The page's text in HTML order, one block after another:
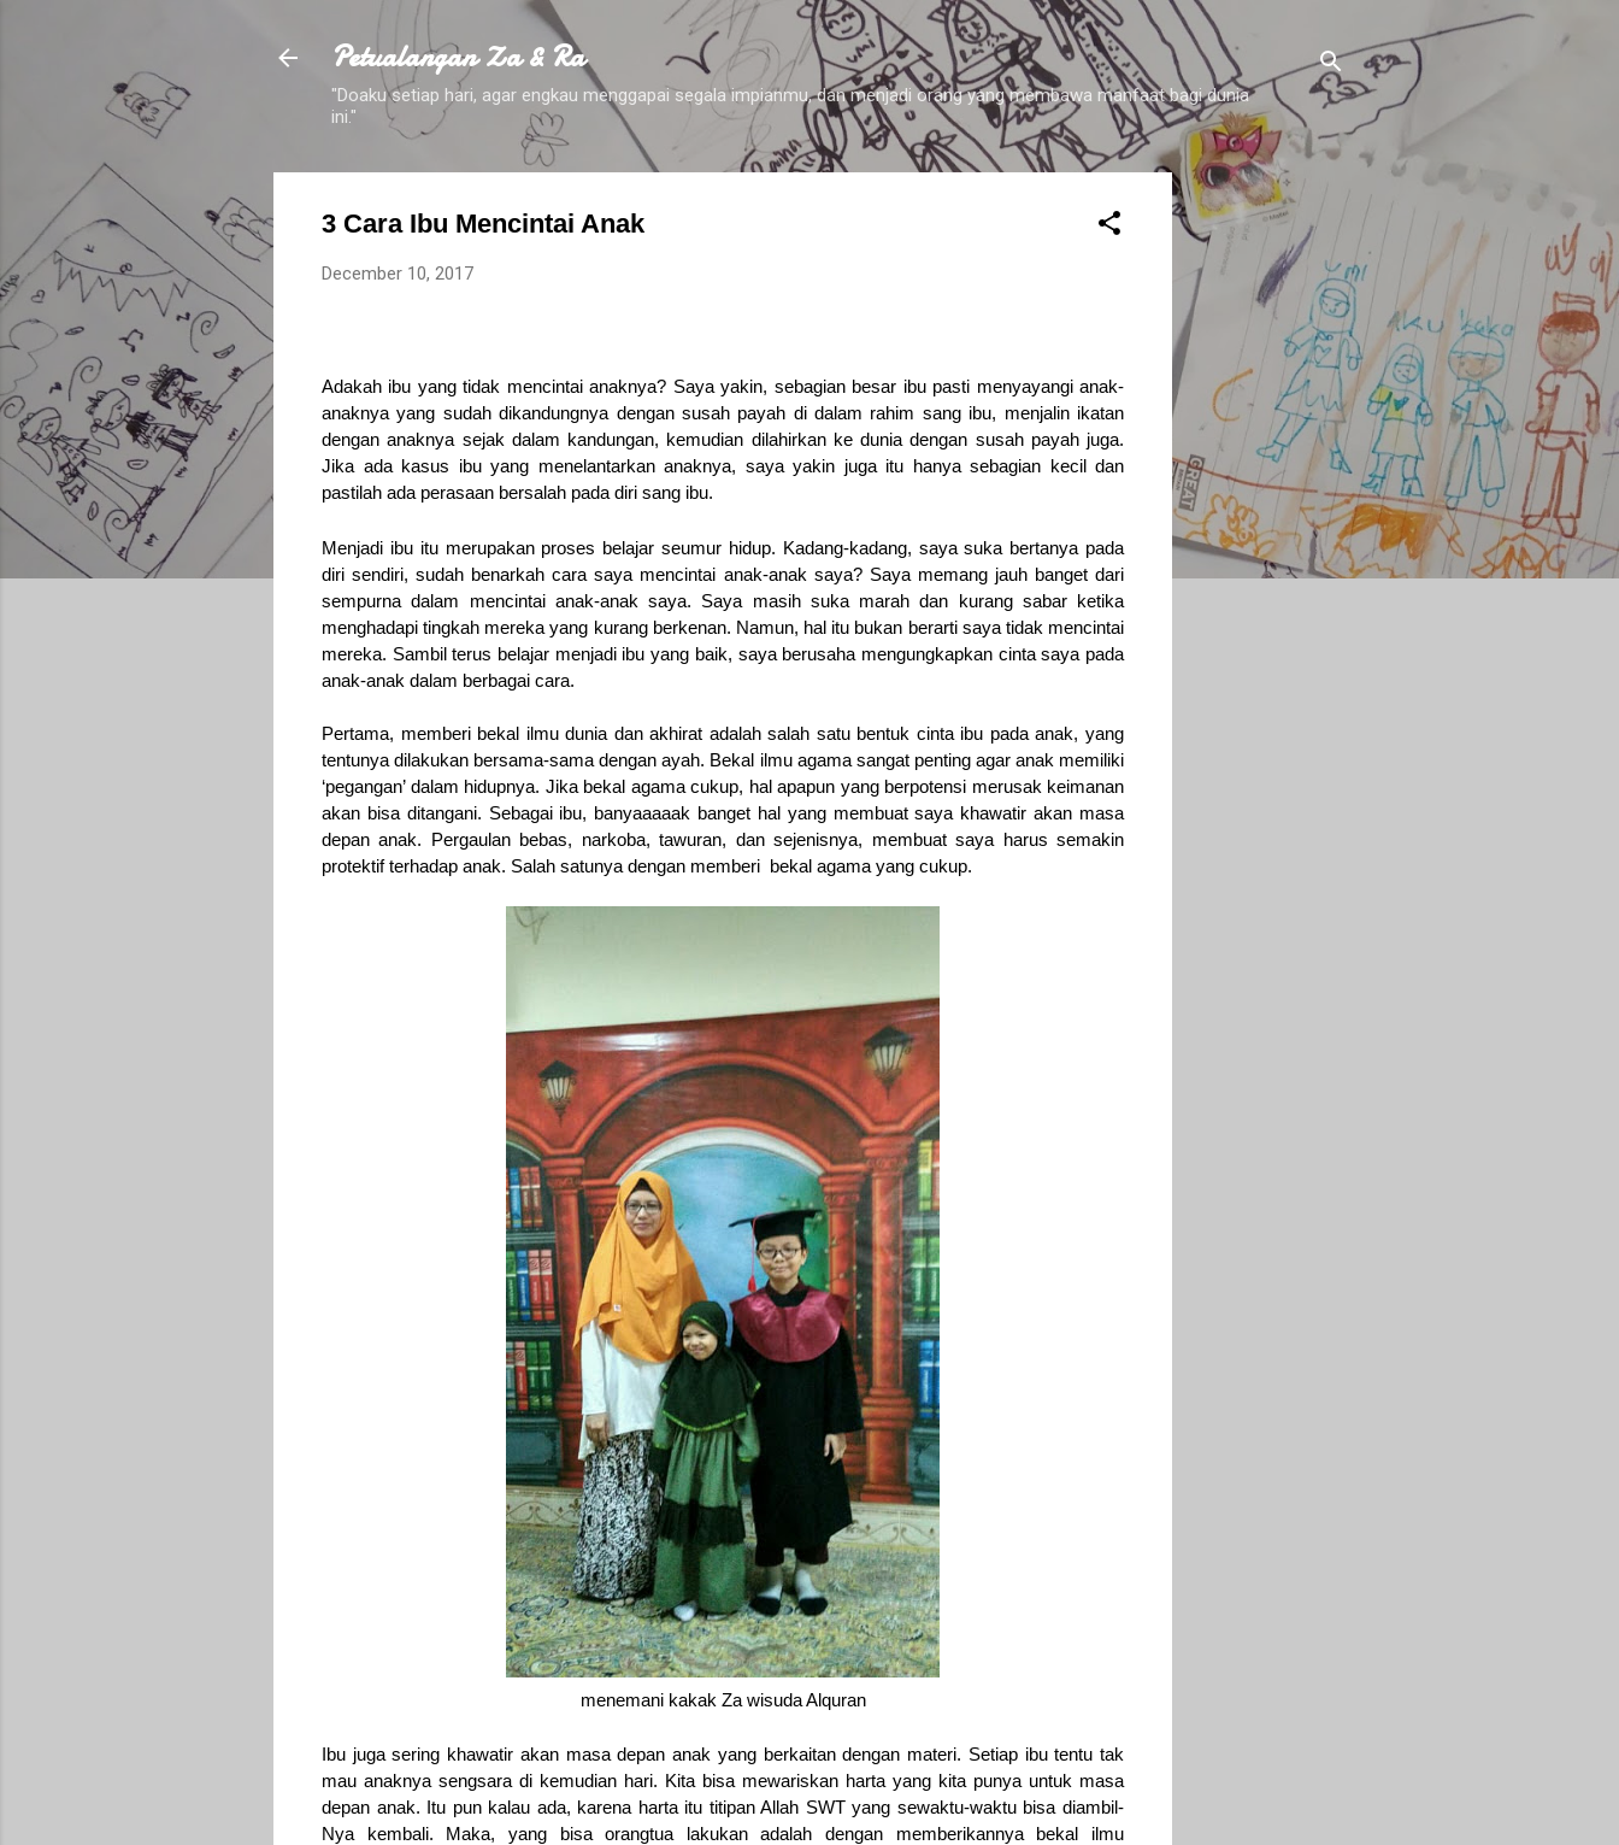
Skip to main content
Petualangan Za & Ra
"Doaku setiap hari, agar engkau menggapai segala impianmu, dan menjadi orang yang membawa manfaat bagi dunia
ini."
3 Cara Ibu Mencintai Anak
December 10, 2017
Adakah ibu yang tidak mencintai anaknya? Saya yakin, sebagian besar ibu pasti menyayangi anak-
anaknya yang sudah dikandungnya dengan susah payah di dalam rahim sang ibu, menjalin ikatan
dengan anaknya sejak dalam kandungan, kemudian dilahirkan ke dunia dengan susah payah juga.
Jika ada kasus ibu yang menelantarkan anaknya, saya yakin juga itu hanya sebagian kecil dan
pastilah ada perasaan bersalah pada diri sang ibu.
Menjadi ibu itu merupakan proses belajar seumur hidup. Kadang-kadang, saya suka bertanya pada
diri sendiri, sudah benarkah cara saya mencintai anak-anak saya? Saya memang jauh banget dari
sempurna dalam mencintai anak-anak saya. Saya masih suka marah dan kurang sabar ketika
menghadapi tingkah mereka yang kurang berkenan. Namun, hal itu bukan berarti saya tidak mencintai
mereka. Sambil terus belajar menjadi ibu yang baik, saya berusaha mengungkapkan cinta saya pada
anak-anak dalam berbagai cara.
Pertama, memberi bekal ilmu dunia dan akhirat adalah salah satu bentuk cinta ibu pada anak, yang
tentunya dilakukan bersama-sama dengan ayah. Bekal ilmu agama sangat penting agar anak memiliki
‘pegangan’ dalam hidupnya. Jika bekal agama cukup, hal apapun yang berpotensi merusak keimanan
akan bisa ditangani. Sebagai ibu, banyaaaaak banget hal yang membuat saya khawatir akan masa
depan anak. Pergaulan bebas, narkoba, tawuran, dan sejenisnya, membuat saya harus semakin
protektif terhadap anak. Salah satunya dengan memberi bekal agama yang cukup.
menemani kakak Za wisuda Alquran
Ibu juga sering khawatir akan masa depan anak yang berkaitan dengan materi. Setiap ibu tentu tak
mau anaknya sengsara di kemudian hari. Kita bisa mewariskan harta yang kita punya untuk masa
depan anak. Itu pun kalau ada, karena harta itu titipan Allah SWT yang sewaktu-waktu bisa diambil-
Nya kembali. Maka, yang bisa orangtua lakukan adalah dengan memberikannya bekal ilmu